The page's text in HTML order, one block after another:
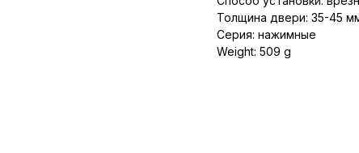
Толщина двери: 35-45
Серия: нажимные
Weight: 509 g